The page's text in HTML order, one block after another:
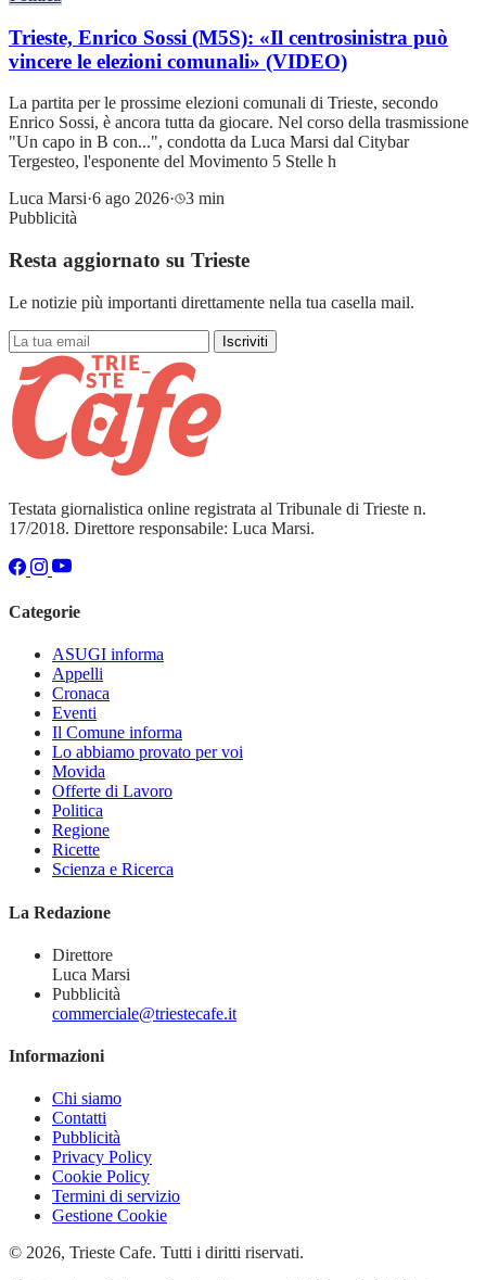
Trieste, Enrico Sossi (M5S): «Il centrosinistra può
vincere le elezioni comunali» (VIDEO)
La partita per le prossime elezioni comunali di Trieste, secondo
Enrico Sossi, è ancora tutta da giocare. Nel corso della trasmissione
"Un capo in B con...", condotta da Luca Marsi dal Citybar
Tergesteo, l'esponente del Movimento 5 Stelle h
Luca Marsi·6 ago 2026·
3 min
Pubblicità
Resta aggiornato su Trieste
Le notizie più importanti direttamente nella tua casella mail.
Iscriviti
Testata giornalistica online registrata al Tribunale di Trieste n.
17/2018. Direttore responsabile: Luca Marsi.
Categorie
ASUGI informa
Appelli
Cronaca
Eventi
Il Comune informa
Lo abbiamo provato per voi
Movida
Offerte di Lavoro
Politica
Regione
Ricette
Scienza e Ricerca
La Redazione
Direttore
Luca Marsi
Pubblicità
commerciale@triestecafe.it
Informazioni
Chi siamo
Contatti
Pubblicità
Privacy Policy
Cookie Policy
Termini di servizio
Gestione Cookie
© 2026, Trieste Cafe. Tutti i diritti riservati.